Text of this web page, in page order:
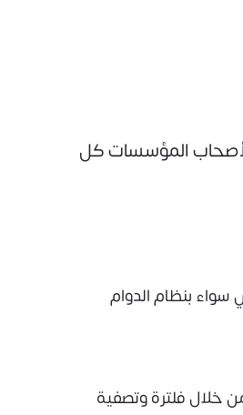
قدّمت لأصحاب المؤسسات كل
فوري سواء بنظام الدوام
خلال فلترة وتصفية